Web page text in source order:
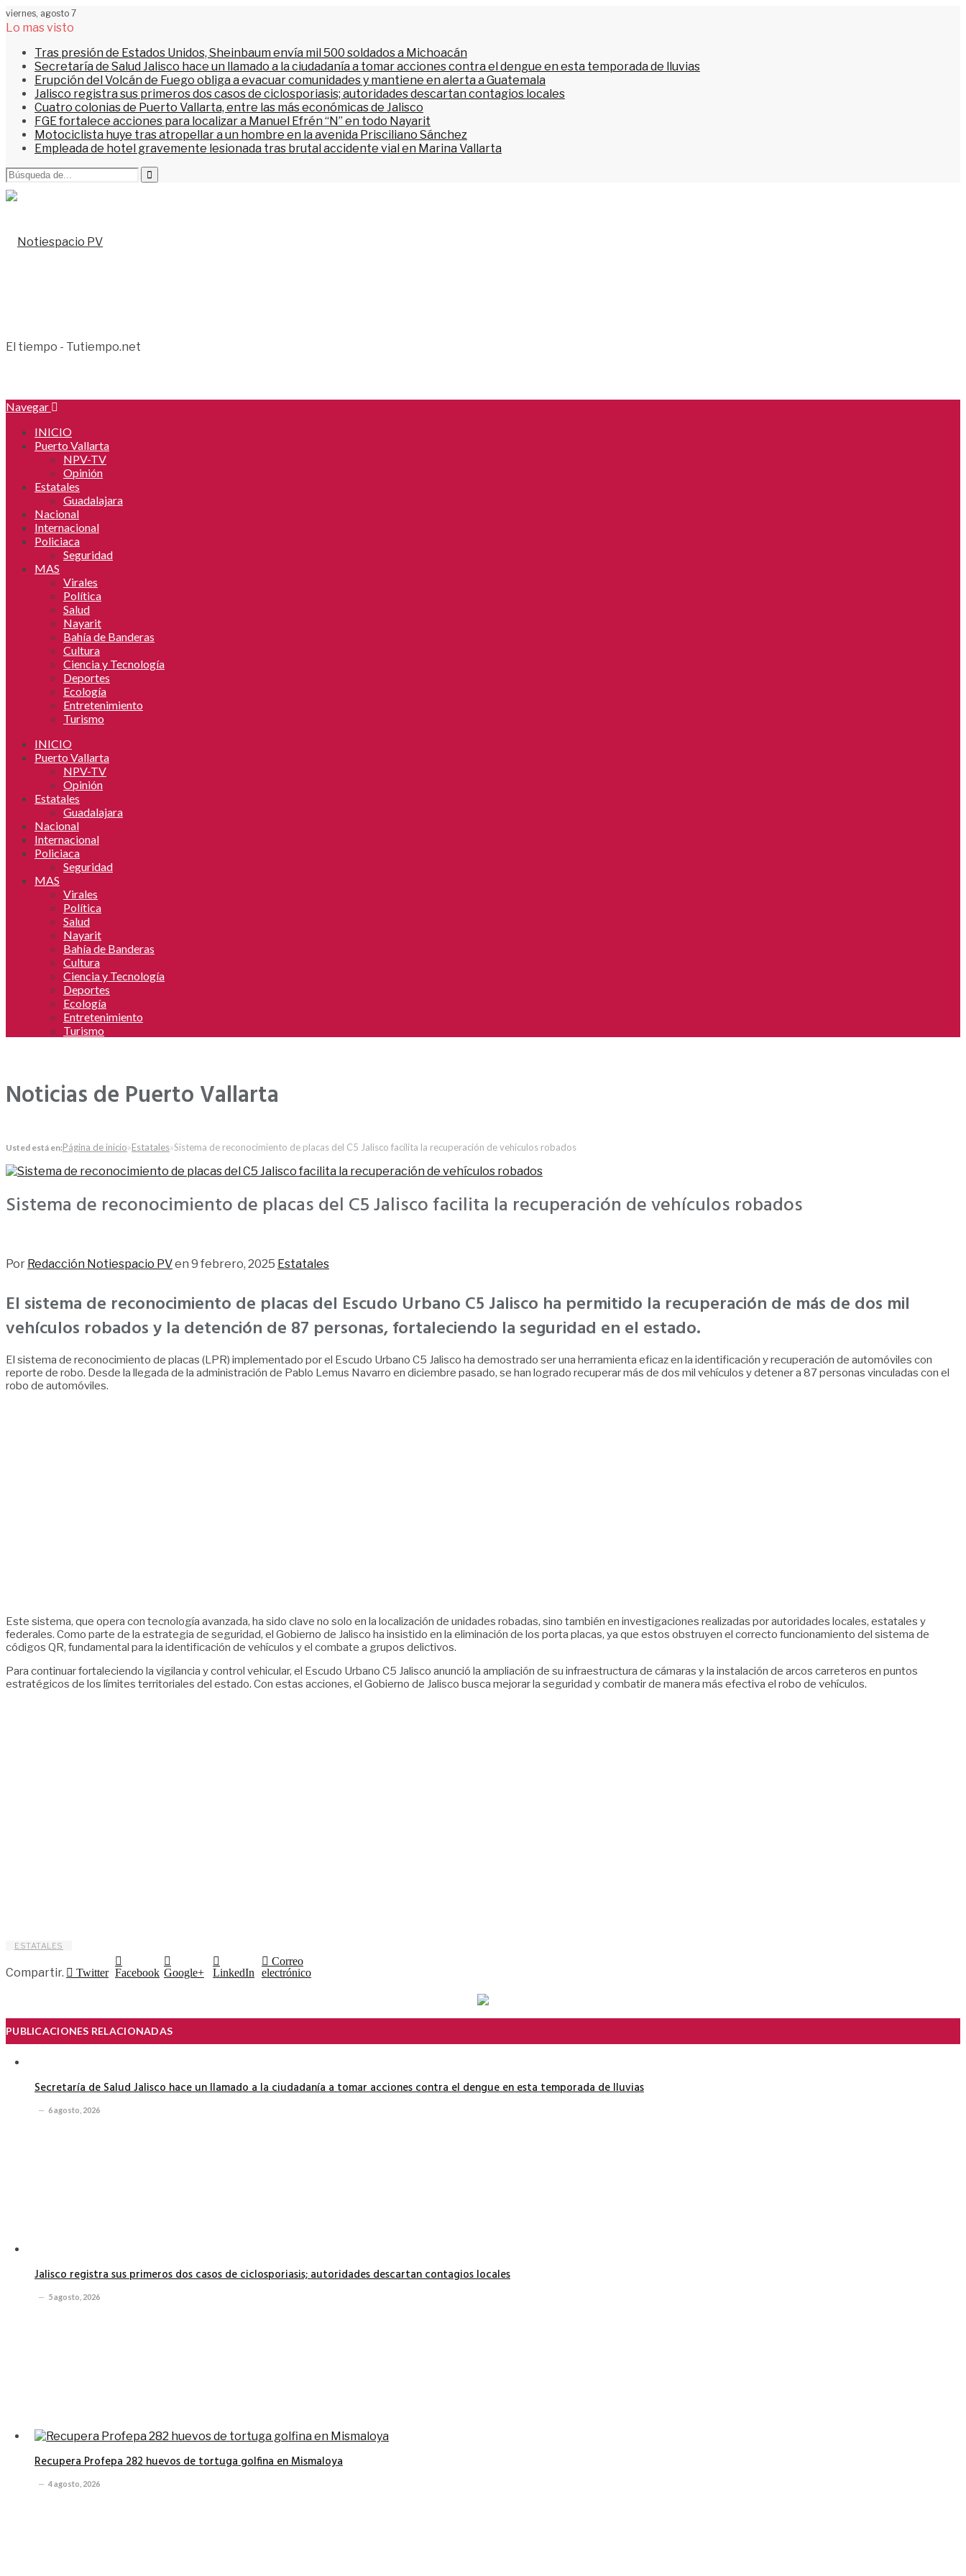
viernes, agosto 7
Lo mas visto
Tras presión de Estados Unidos, Sheinbaum envía mil 500 soldados a Michoacán
Secretaría de Salud Jalisco hace un llamado a la ciudadanía a tomar acciones contra el dengue en esta temporada de lluvias
Erupción del Volcán de Fuego obliga a evacuar comunidades y mantiene en alerta a Guatemala
Jalisco registra sus primeros dos casos de ciclosporiasis; autoridades descartan contagios locales
Cuatro colonias de Puerto Vallarta, entre las más económicas de Jalisco
FGE fortalece acciones para localizar a Manuel Efrén “N” en todo Nayarit
Motociclista huye tras atropellar a un hombre en la avenida Prisciliano Sánchez
Empleada de hotel gravemente lesionada tras brutal accidente vial en Marina Vallarta
El tiempo - Tutiempo.net
Navegar
INICIO
Puerto Vallarta
NPV-TV
Opinión
Estatales
Guadalajara
Nacional
Internacional
Policiaca
Seguridad
MAS
Virales
Política
Salud
Nayarit
Bahía de Banderas
Cultura
Ciencia y Tecnología
Deportes
Ecología
Entretenimiento
Turismo
INICIO
Puerto Vallarta
NPV-TV
Opinión
Estatales
Guadalajara
Nacional
Internacional
Policiaca
Seguridad
MAS
Virales
Política
Salud
Nayarit
Bahía de Banderas
Cultura
Ciencia y Tecnología
Deportes
Ecología
Entretenimiento
Turismo
Noticias de Puerto Vallarta
Usted está en:Página de inicio»Estatales»Sistema de reconocimiento de placas del C5 Jalisco facilita la recuperación de vehículos robados
Sistema de reconocimiento de placas del C5 Jalisco facilita la recuperación de vehículos robados
Por Redacción Notiespacio PVen 9 febrero, 2025 Estatales
El sistema de reconocimiento de placas del Escudo Urbano C5 Jalisco ha permitido la recuperación de más de dos mil
vehículos robados y la detención de 87 personas, fortaleciendo la seguridad en el estado.
El sistema de reconocimiento de placas (LPR) implementado por el Escudo Urbano C5 Jalisco ha demostrado ser una herramienta eficaz en la identificación y recuperación de automóviles con
reporte de robo. Desde la llegada de la administración de Pablo Lemus Navarro en diciembre pasado, se han logrado recuperar más de dos mil vehículos y detener a 87 personas vinculadas con el
robo de automóviles.
Este sistema, que opera con tecnología avanzada, ha sido clave no solo en la localización de unidades robadas, sino también en investigaciones realizadas por autoridades locales, estatales y
federales. Como parte de la estrategia de seguridad, el Gobierno de Jalisco ha insistido en la eliminación de los porta placas, ya que estos obstruyen el correcto funcionamiento del sistema de
códigos QR, fundamental para la identificación de vehículos y el combate a grupos delictivos.
Para continuar fortaleciendo la vigilancia y control vehicular, el Escudo Urbano C5 Jalisco anunció la ampliación de su infraestructura de cámaras y la instalación de arcos carreteros en puntos
estratégicos de los límites territoriales del estado. Con estas acciones, el Gobierno de Jalisco busca mejorar la seguridad y combatir de manera más efectiva el robo de vehículos.
ESTATALES
Compartir. Twitter Facebook Google+ LinkedIn
Correo
electrónico
PUBLICACIONES RELACIONADAS
Secretaría de Salud Jalisco hace un llamado a la ciudadanía a tomar acciones contra el dengue en esta temporada de lluvias
6 agosto, 2026
Jalisco registra sus primeros dos casos de ciclosporiasis; autoridades descartan contagios locales
5 agosto, 2026
Recupera Profepa 282 huevos de tortuga golfina en Mismaloya
4 agosto, 2026